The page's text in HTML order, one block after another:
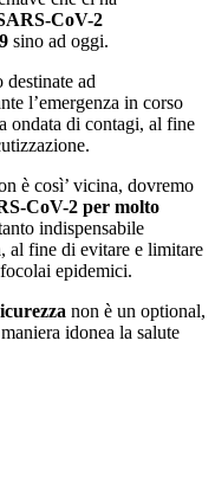
CoV-2
sino ad oggi.
destinate ad
l’emergenza in corso
ondata di contagi, al fine
è così’ vicina, dovremo
CoV-2 per molto
indispensabile
, al fine di evitare e limitare
epidemici.
non è un optional,
idonea la salute